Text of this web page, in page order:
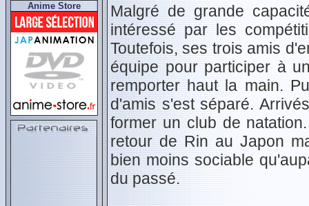
Anime Store
Malgré de grande
intéressé par les
Toutefois, ses trois amis
équipe pour participer à
remporter haut la main.
d'amis s'est séparé.
former un club de
retour de Rin au Japon
bien moins sociable
du passé.